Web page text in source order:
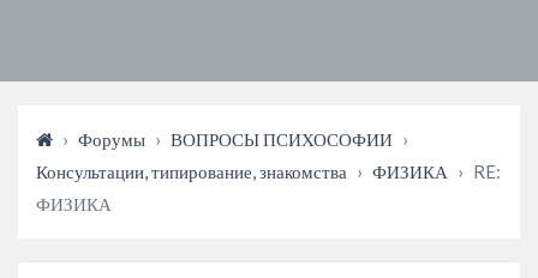
› Форумы › ВОПРОСЫ ПСИХОСОФИИ ›
Консультации, типирование, знакомства › ФИЗИКА › RE:
ФИЗИКА